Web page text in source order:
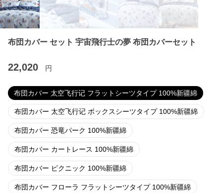
布団カバー セット 宇宙飛行士の夢 布団カバーセット
22,020 円
布団カバー 太空飞行记 フラットシーツタイプ 100%新疆綿
布団カバー 太空飞行记 ボックスシーツタイプ 100%新疆綿
布団カバー 恐竜パーク 100%新疆綿
布団カバー カートレース 100%新疆綿
布団カバー ピクニック 100%新疆綿
布団カバー フローラ フラットシーツタイプ 100%新疆綿